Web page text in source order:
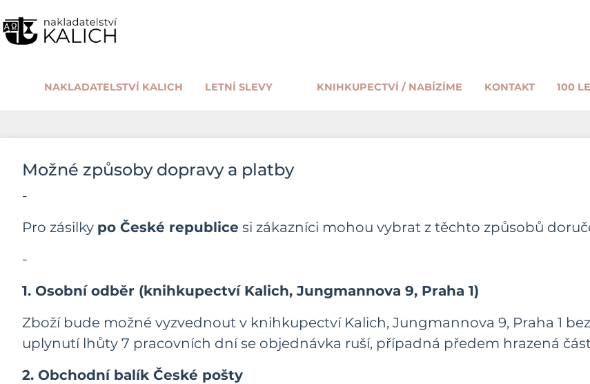
NAKLADATELSTVÍ KALICH LETNÍ SLEVY KNIHKUPECTVÍ / NABÍZÍME KONTAKT 100
Možné způsoby dopravy a platby
-
Pro zásilky po České republice si zákazníci mohou vybrat z těchto způsobů
-
1. Osobní odběr (knihkupectví Kalich, Jungmannova 9, Praha 1)
Zboží bude možné vyzvednout v knihkupectví Kalich, Jungmannova 9, Praha 1
uplynutí lhůty 7 pracovních dní se objednávka ruší, případná předem hrazená
2. Obchodní balík České pošty